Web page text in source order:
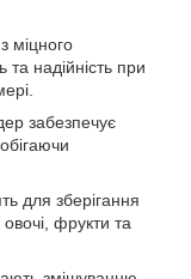
міцного
та надійність при
забезпечує
для зберігання
фрукти та